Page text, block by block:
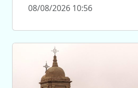
08/08/2026 10:56